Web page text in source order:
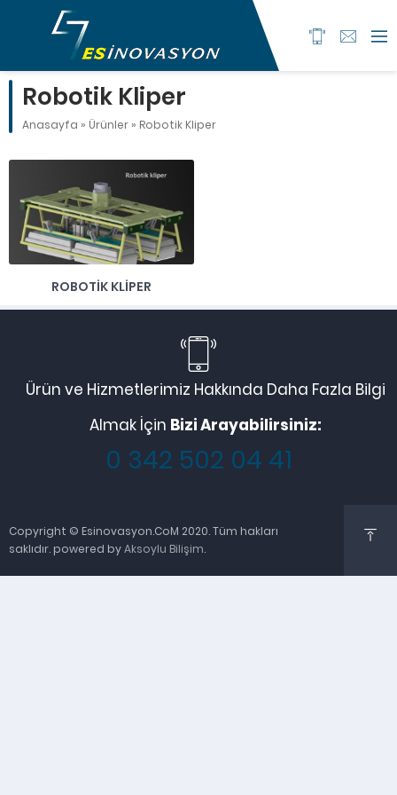
Robotik Kliper
Anasayfa » Ürünler » Robotik Kliper
ROBOTIK KLIPER
Ürün ve Hizmetlerimiz Hakkında Daha Fazla Bilgi
Almak İçin Bizi Arayabilirsiniz:
0 342 502 04 41
Copyright © Esinovasyon.CoM 2020. Tüm hakları
saklıdır. powered byAksoylu Bilişim.